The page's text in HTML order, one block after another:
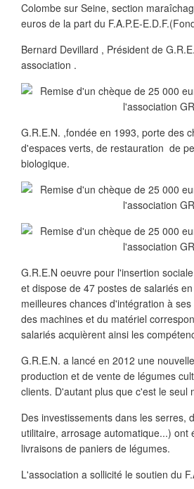
Colombe sur Seine, section
euros de la part du F.A.P.E-
Bernard Devillard , Président de
association .
G.R.E.N. ,fondée en 1993, porte des
d'espaces verts, de restauration de
biologique.
G.R.E.N oeuvre pour l'insertion
et dispose de 47 postes de salariés
meilleures chances d'intégration à
des machines et du matériel
salariés acquièrent ainsi les
G.R.E.N. a lancé en 2012 une
production et de vente de légumes
clients. D'autant plus que c'est le
Des investissements dans les serres,
utilitaire, arrosage automatique...)
livraisons de paniers de légumes.
L'association a sollicité le soutien du